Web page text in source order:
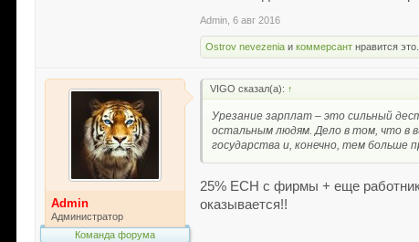
Admin 6 авг 2016
Ostrov nevezenia икоммерсант нравится это.
Admin
Администратор
Команда форума
VIGO сказал(а): ↑
Урезание зарплат – это сильный
остальным людям. Дело в том, что в
государства и, конечно, тем больше
25% ЕСН с фирмы + еще работник
оказывается!!